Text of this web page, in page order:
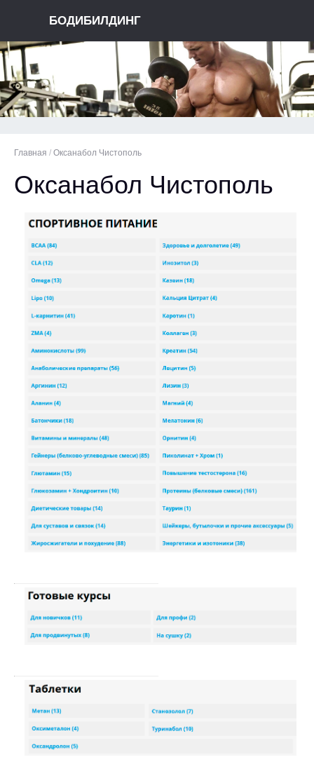
БОДИБИЛДИНГ
Главная / Оксанабол Чистополь
Оксанабол Чистополь